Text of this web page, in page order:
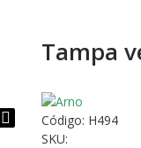
Tampa
Código: H494
SKU: